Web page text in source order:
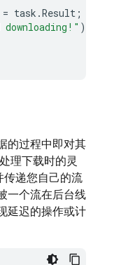
= task .Result ;
);
的过程中即对其
理下载时的灵
传递您自己的流
一个流在后台线
延迟的操作或计